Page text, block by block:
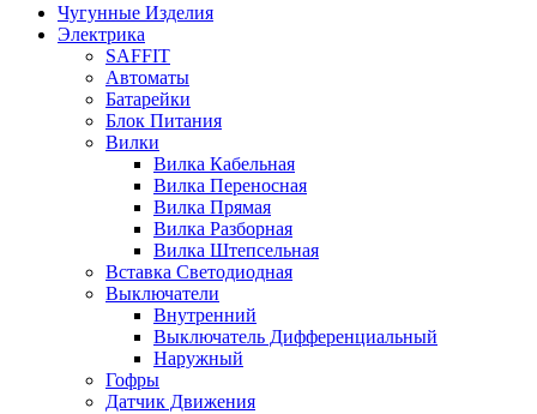
Чугунные Изделия
Электрика
SAFFIT
Автоматы
Батарейки
Блок Питания
Вилки
Вилка Кабельная
Вилка Переносная
Вилка Прямая
Вилка Разборная
Вилка Штепсельная
Вставка Светодиодная
Выключатели
Внутренний
Выключатель Дифференциальный
Наружный
Гофры
Датчик Движения